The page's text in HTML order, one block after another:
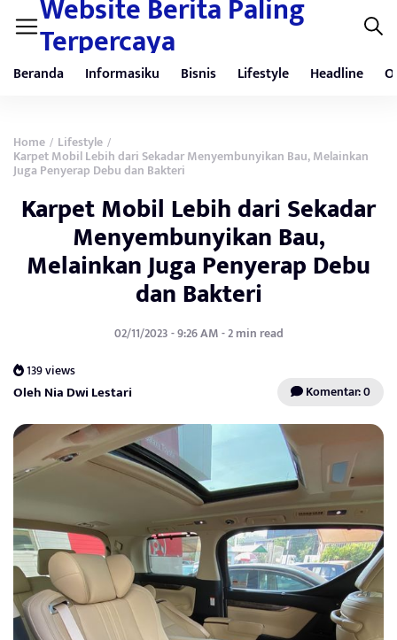
Website Berita Paling
Terpercaya
Beranda Informasiku Bisnis Lifestyle Headline
Home / Lifestyle /
Karpet Mobil Lebih dari Sekadar Menyembunyikan Bau, Melainkan
Juga Penyerap Debu dan Bakteri
Karpet Mobil Lebih dari Sekadar
Menyembunyikan Bau,
Melainkan Juga Penyerap Debu
dan Bakteri
02/11/2023 - 9:26 AM - 2 min read
139 views
Oleh Nia Dwi Lestari Komentar: 0